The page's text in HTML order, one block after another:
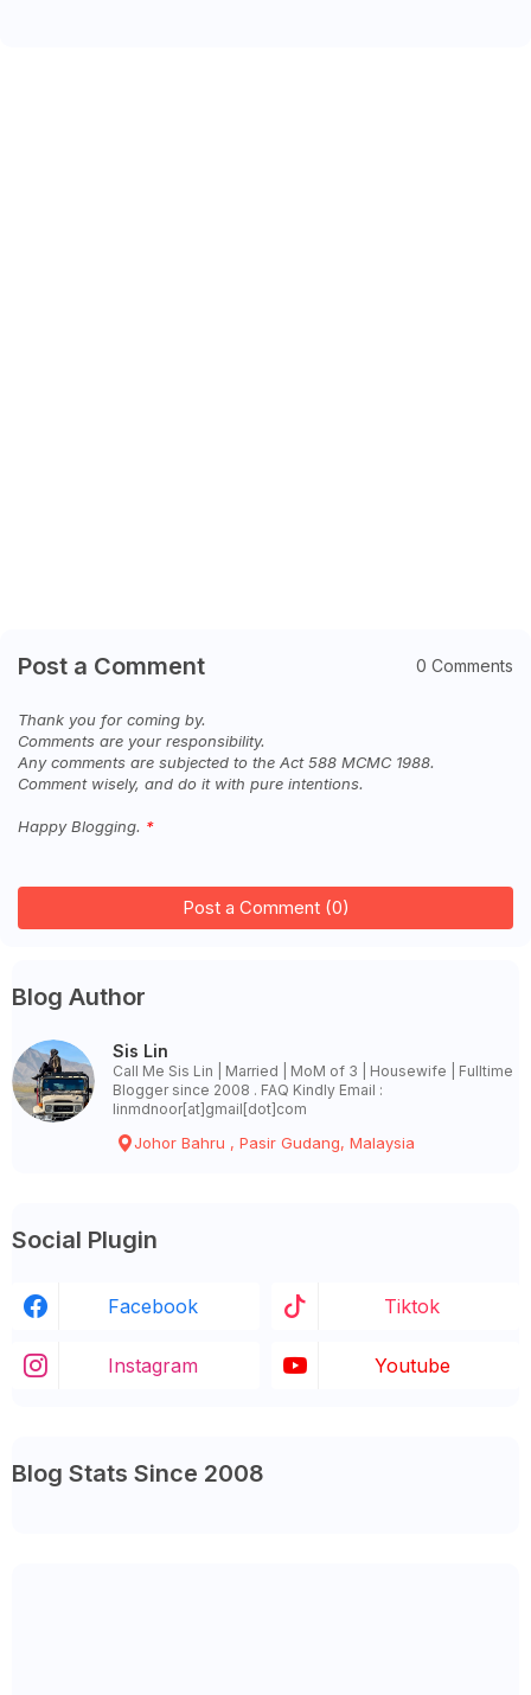
Post a Comment 0 Comments
Thank you for coming by.
Comments are your responsibility.
Any comments are subjected to the Act 588 MCMC 1988.
Comment wisely, and do it with pure intentions.
Happy Blogging.
Post a Comment (0)
Blog Author
Sis Lin
Call Me Sis Lin | Married | MoM of 3 | Housewife | Fulltime
Blogger since 2008 . FAQ Kindly Email :
linmdnoor[at]gmail[dot]com
Johor Bahru , Pasir Gudang, Malaysia
Social Plugin
Facebook Tiktok
Instagram Youtube
Blog Stats Since 2008